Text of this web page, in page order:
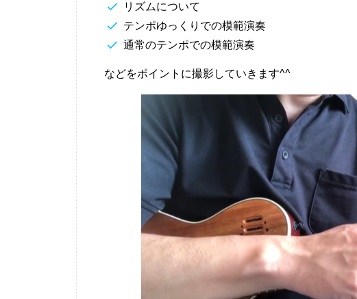
リズムについて
テンポゆっくりでの模範演奏
通常のテンポでの模範演奏
などをポイントに撮影していきます^^